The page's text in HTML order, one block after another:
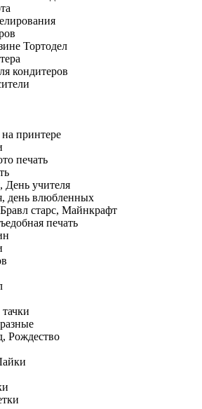
Тортодел
кондитеров
принтере
печать
День учителя
день влюбленных
старс, Майнкрафт
печать
Рождество